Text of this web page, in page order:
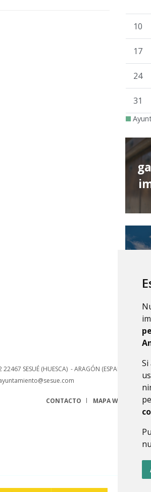
10
17
24
31
22467 SESUÉ (HUESCA) - ARAGÓN (ESPAÑA)
CONTACTO MAPA WEB